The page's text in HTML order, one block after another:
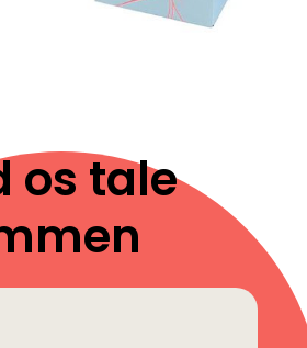
os tale